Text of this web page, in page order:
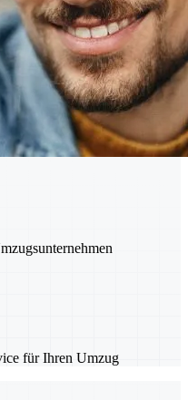
für Ihren Umzug